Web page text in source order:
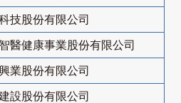
技股份有限公司
醫健康事業股份有限公司
業股份有限公司
設股份有限公司